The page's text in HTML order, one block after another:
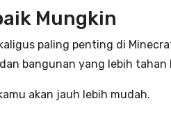
Mungkin
paling penting di
bangunan yang lebih tahan
akan jauh lebih mudah.